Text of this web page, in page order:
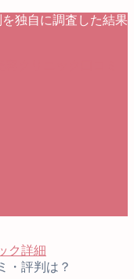
独自に調査した結果
ク詳細
・評判は？